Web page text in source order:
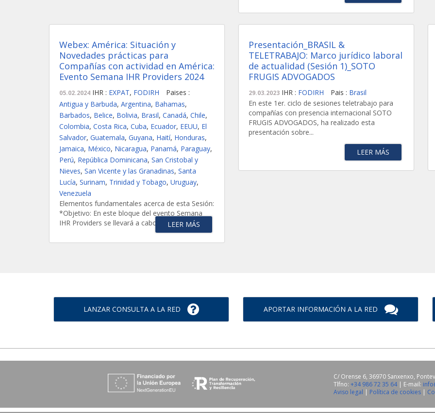
Webex: América: Situación y
Novedades prácticas para
Compañías con actividad en América:
Evento Semana IHR Providers 2024
05.02.2024 IHR : EXPAT, FODIRH
Paises :
Antigua y Barbuda, Argentina, Bahamas,
Barbados, Belice, Bolivia, Brasil, Canadá, Chile,
Colombia, Costa Rica, Cuba, Ecuador, EEUU, El
Salvador, Guatemala, Guyana, Haití, Honduras,
Jamaica, México, Nicaragua, Panamá, Paraguay,
Perú, República Dominicana, San Cristobal y
Nieves, San Vicente y las Granadinas, Santa
Lucía, Surinam, Trinidad y Tobago, Uruguay,
Venezuela
Elementos fundamentales acerca de esta Sesión:
*Objetivo: En este bloque del evento Semana
IHR Providers se llevará a cabo el análisis...
LEER MÁS
Presentación_BRASIL &
TELETRABAJO: Marco jurídico laboral
de actualidad (Sesión 1)_SOTO
FRUGIS ADVOGADOS
29.03.2023 IHR : FODIRH Pais : Brasil
En este 1er. ciclo de sesiones teletrabajo para
compañías con presencia internacional SOTO
FRUGIS ADVOGADOS, ha realizado esta
presentación sobre...
LEER MÁS
LANZAR CONSULTA A LA RED APORTAR INFORMACIÓN A LA RED
C/ Orense 6, 36970 Sanxenxo,
Tlfno: +34 986 72 35 64| E-mail:
Aviso legal | Política de cookies |